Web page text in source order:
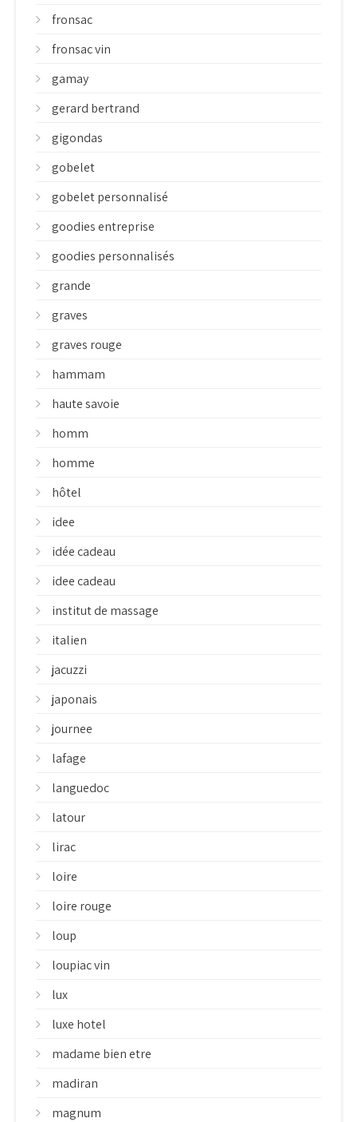
fronsac
fronsac vin
gamay
gerard bertrand
gigondas
gobelet
gobelet personnalisé
goodies entreprise
goodies personnalisés
grande
graves
graves rouge
hammam
haute savoie
homm
homme
hôtel
idee
idée cadeau
idee cadeau
institut de massage
italien
jacuzzi
japonais
journee
lafage
languedoc
latour
lirac
loire
loire rouge
loup
loupiac vin
lux
luxe hotel
madame bien etre
madiran
magnum